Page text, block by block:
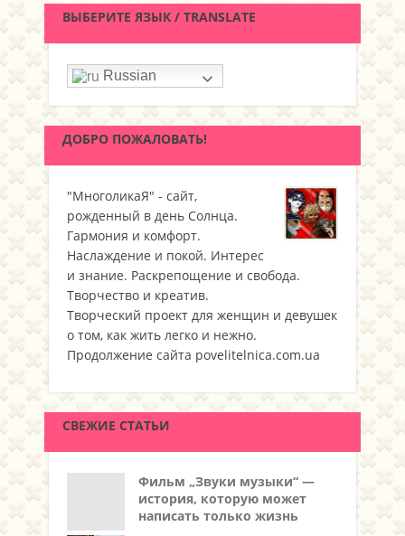
ВЫБЕРИТЕ ЯЗЫК / TRANSLATE
Russian
ДОБРО ПОЖАЛОВАТЬ!
"МноголикаЯ" - сайт,
рожденный в день Солнца.
Гармония и комфорт.
Наслаждение и покой. Интерес
и знание. Раскрепощение и свобода.
Творчество и креатив.
Творческий проект для женщин и девушек
о том, как жить легко и нежно.
Продолжение сайта povelitelnica.com.ua
СВЕЖИЕ СТАТЬИ
Фильм „Звуки музыки“ —
история, которую может
написать только жизнь